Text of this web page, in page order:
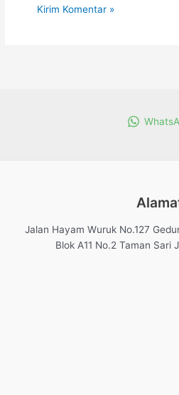
Jalan Hayam Wuruk No.127
Blok A11 No.2 Taman Sari